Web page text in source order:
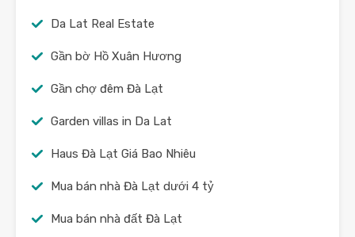
Da Lat Real Estate
Gần bờ Hồ Xuân Hương
Gần chợ đêm Đà Lạt
Garden villas in Da Lat
Haus Đà Lạt Giá Bao Nhiêu
Mua bán nhà Đà Lạt dưới 4 tỷ
Mua bán nhà đất Đà Lạt